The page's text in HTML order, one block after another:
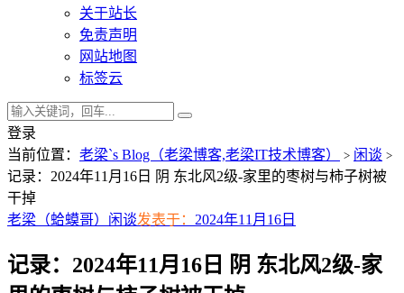
关于站长
免责声明
网站地图
标签云
登录
当前位置： 老梁`s Blog（老梁博客,老梁IT技术博客） > 闲谈 >
记录：2024年11月16日 阴 东北风2级-家里的枣树与柿子树被
干掉
老梁（蛤蟆哥） 闲谈发表于： 2024年11月16日
记录：2024年11月16日 阴 东北风2级-家